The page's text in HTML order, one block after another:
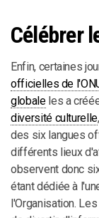
Célébrer
Enfin, certaines
officielles de
globaleles a
diversité culturelle
des six langues
différents lieux
observent donc
étant dédiée à
l'Organisation.